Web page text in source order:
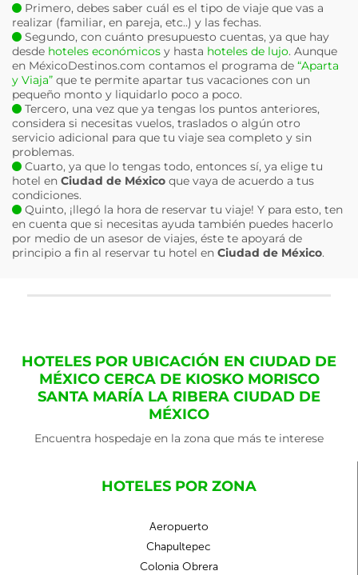
Primero, debes saber cuál es el tipo de viaje que vas a
realizar (familiar, en pareja, etc..) y las fechas.
Segundo, con cuánto presupuesto cuentas, ya que hay
desde hoteles económicos y hasta hoteles de lujo. Aunque
en MéxicoDestinos.com contamos el programa de “Aparta
y Viaja” que te permite apartar tus vacaciones con un
pequeño monto y liquidarlo poco a poco.
Tercero, una vez que ya tengas los puntos anteriores,
considera si necesitas vuelos, traslados o algún otro
servicio adicional para que tu viaje sea completo y sin
problemas.
Cuarto, ya que lo tengas todo, entonces sí, ya elige tu
hotel en Ciudad de México que vaya de acuerdo a tus
condiciones.
Quinto, ¡llegó la hora de reservar tu viaje! Y para esto, ten
en cuenta que si necesitas ayuda también puedes hacerlo
por medio de un asesor de viajes, éste te apoyará de
principio a fin al reservar tu hotel en Ciudad de México.
HOTELES POR UBICACIÓN EN CIUDAD DE
MÉXICO CERCA DE KIOSKO MORISCO
SANTA MARÍA LA RIBERA CIUDAD DE
MÉXICO
Encuentra hospedaje en la zona que más te interese
HOTELES POR ZONA
Aeropuerto
Chapultepec
Colonia Obrera